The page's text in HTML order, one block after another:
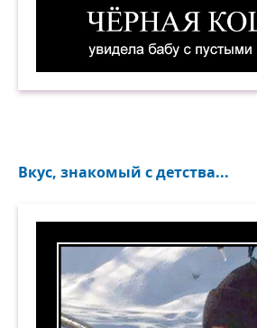
Вкус, знакомый с детства...